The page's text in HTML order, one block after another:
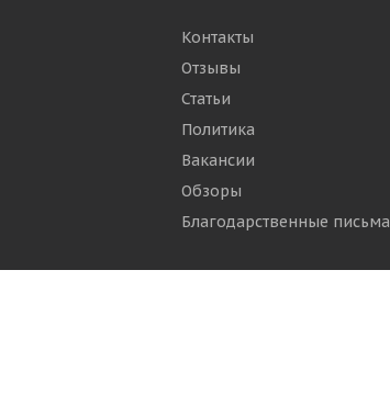
Контакты
Отзывы
Статьи
Политика
Вакансии
Обзоры
Благодарственные письма